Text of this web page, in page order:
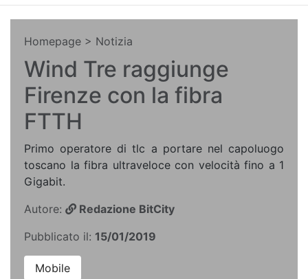
Homepage > Notizia
Wind Tre raggiunge
Firenze con la fibra
FTTH
Primo operatore di tlc a portare nel capoluogo
toscano la fibra ultraveloce con velocità fino a 1
Gigabit.
Autore:
Redazione BitCity
Pubblicato il: 15/01/2019
Mobile